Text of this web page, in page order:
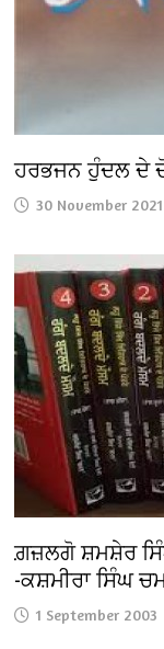
ਹਰਭਜਨ ਹੁੰਦਲ ਦੇ
30 November 2021
ਗ਼ਜ਼ਲਗੋ ਸ਼ਮਸ਼ੇਰ
-ਕਸ਼ਮੀਰਾ ਸਿੰਘ
1 September 2003